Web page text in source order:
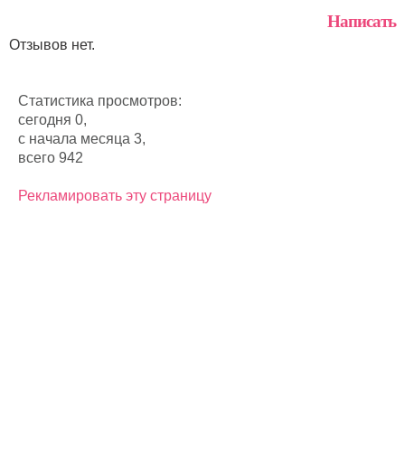
Написать
Отзывов нет.
Статистика просмотров:
сегодня 0,
с начала месяца 3,
всего 942
Рекламировать эту страницу